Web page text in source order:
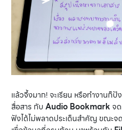
แล้วจึ้งมาก! จะเรียน หรือทำงานก็ปั
สื่อสาร กับ Audio Bookmark จ
ฟังได้ไม่พลาดประเด็นสำคัญ ขณะ